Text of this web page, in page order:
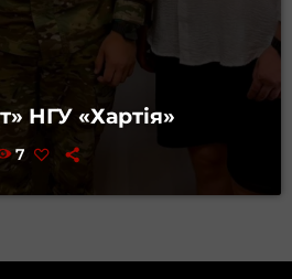
НГУ «Хартія»
7